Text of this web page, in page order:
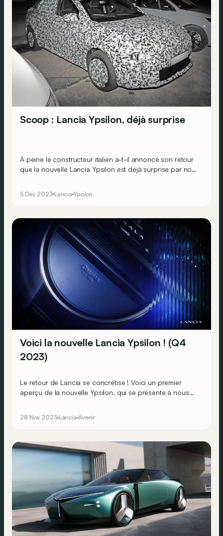
Scoop : Lancia Ypsilon, déjà surprise
À peine le constructeur italien a-t-il annoncé son retour
que la nouvelle Lancia Ypsilon est déjà surprise par nos
5 Déc 2023 Lancia Ypsilon
Voici la nouvelle Lancia Ypsilon ! (Q4
2023)
Le retour de Lancia se concrétise ! Voici un premier
aperçu de la nouvelle Ypsilon, qui se présente à nous
28 Nov 2023 Lancia Avenir